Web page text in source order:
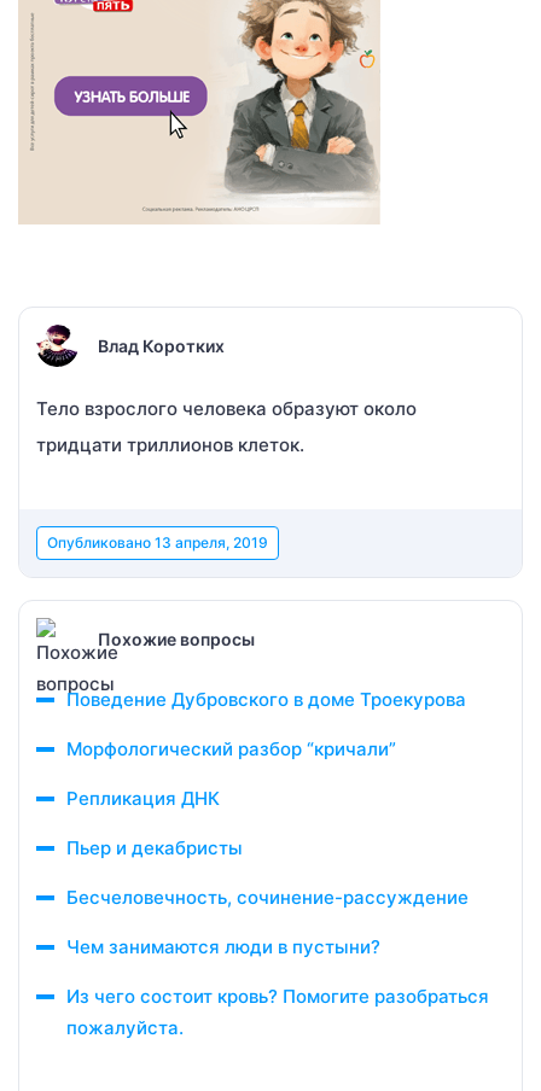
Влад Коротких
Тело взрослого человека образуют около
тридцати триллионов клеток.
Опубликовано 13 апреля, 2019
Похожие вопросы
Поведение Дубровского в доме Троекурова
Морфологический разбор “кричали”
Рeпликация ДНК
Пьер и декабристы
Бесчеловечность, сочинение-рассуждение
Чем занимаются люди в пустыни?
Из чего состоит кровь? Помогите разобраться
пожалуйста.